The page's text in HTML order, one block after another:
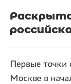
Первые точки
Москве в